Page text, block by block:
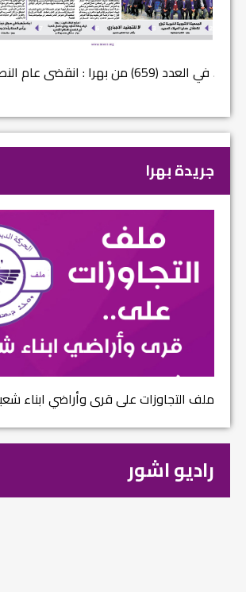
في العدد (659) من بهرا : انقضى عام النصر… م...
جريدة بهرا
ملف التجاوزات على قرى وأراضي ابناء
راديو اشور